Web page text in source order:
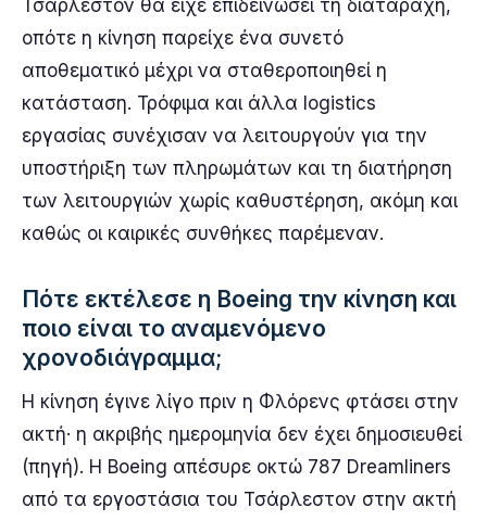
Τσάρλεστον θα είχε επιδεινώσει τη διαταραχή,
οπότε η κίνηση παρείχε ένα συνετό
αποθεματικό μέχρι να σταθεροποιηθεί η
κατάσταση. Τρόφιμα και άλλα logistics
εργασίας συνέχισαν να λειτουργούν για την
υποστήριξη των πληρωμάτων και τη διατήρηση
των λειτουργιών χωρίς καθυστέρηση, ακόμη και
καθώς οι καιρικές συνθήκες παρέμεναν.
Πότε εκτέλεσε η Boeing την κίνηση και
ποιο είναι το αναμενόμενο
χρονοδιάγραμμα;
Η κίνηση έγινε λίγο πριν η Φλόρενς φτάσει στην
ακτή· η ακριβής ημερομηνία δεν έχει δημοσιευθεί
(πηγή). Η Boeing απέσυρε οκτώ 787 Dreamliners
από τα εργοστάσια του Τσάρλεστον στην ακτή